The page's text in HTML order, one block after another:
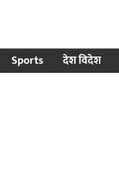
Sports देश विदेश